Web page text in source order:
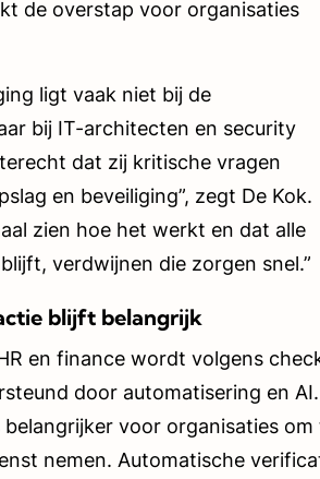
de overstap voor organisaties
ligt vaak niet bij de
bij IT-architecten en security
dat zij kritische vragen
en beveiliging”, zegt De Kok.
zien hoe het werkt en dat alle
verdwijnen die zorgen snel.”
blijft belangrijk
en finance wordt volgens
door automatisering en AI.
voor organisaties om
nemen. Automatische